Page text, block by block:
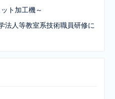
ト加工機～
法人等教室系技術職員研修に